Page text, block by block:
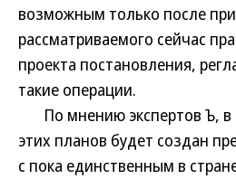
возможным только после
рассматриваемого сейчас
проекта постановления,
такие операции.
По мнению экспертов Ъ, в
этих планов будет создан
с пока единственным в